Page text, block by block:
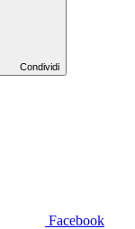
Condividi
Facebook